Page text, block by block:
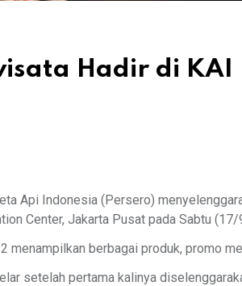
Hadir di KAI
Api Indonesia (Persero)
Center, Jakarta Pusat pada Sabtu
menampilkan berbagai produk, promo
setelah pertama kalinya